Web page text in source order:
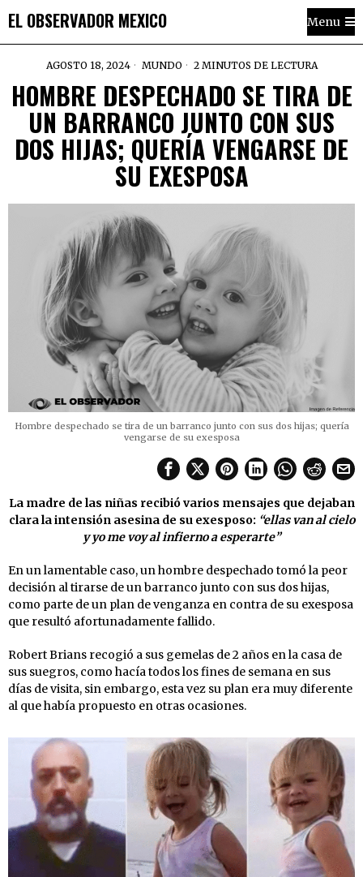
EL OBSERVADOR MEXICO Menu
AGOSTO 18, 2024 MUNDO 2 MINUTOS DE LECTURA
HOMBRE DESPECHADO SE TIRA DE
UN BARRANCO JUNTO CON SUS
DOS HIJAS; QUERÍA VENGARSE DE
SU EXESPOSA
Hombre despechado se tira de un barranco junto con sus dos hijas; quería
vengarse de su exesposa
La madre de las niñas recibió varios mensajes que dejaban
clara la intensión asesina de su exesposo: “ellas van al cielo
y yo me voy al infierno a esperarte”
En un lamentable caso, un hombre despechado tomó la peor
decisión al tirarse de un barranco junto con sus dos hijas,
como parte de un plan de venganza en contra de su exesposa
que resultó afortunadamente fallido.
Robert Brians recogió a sus gemelas de 2 años en la casa de
sus suegros, como hacía todos los fines de semana en sus
días de visita, sin embargo, esta vez su plan era muy diferente
al que había propuesto en otras ocasiones.